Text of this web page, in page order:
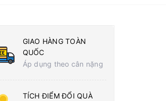
GIAO HÀNG TOÀN
QUỐC
Áp dụng theo cân nặng
TÍCH ĐIỂM ĐỔI QUÀ